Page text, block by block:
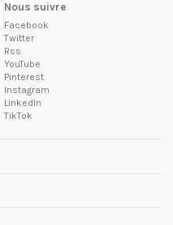
Nous suivre
Facebook
Twitter
Rss
YouTube
Pinterest
Instagram
LinkedIn
TikTok